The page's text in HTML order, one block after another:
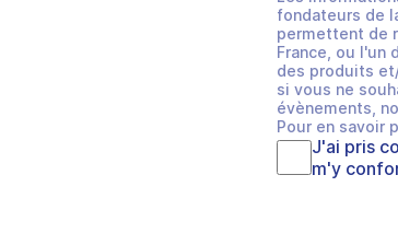
fondateurs de
permettent de
France, ou l'un
des produits
si vous ne
évènements,
Pour en savoir
J'ai pris
m'y